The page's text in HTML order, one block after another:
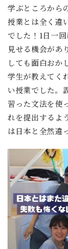
学ぶところから
授業とは全く違
でした！1日一
見せる機会があ
しても面白おか
学生が教えてく
い授業でした。
習った文法を使
れを提出するよ
は日本と全然違